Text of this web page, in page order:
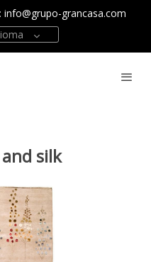
info@grupo-grancasa.com
silk